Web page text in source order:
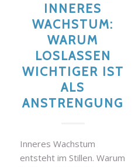
INNERES
WACHSTUM:
WARUM
LOSLASSEN
WICHTIGER IST
ALS
ANSTRENGUNG
Inneres Wachstum
entsteht im Stillen. Warum